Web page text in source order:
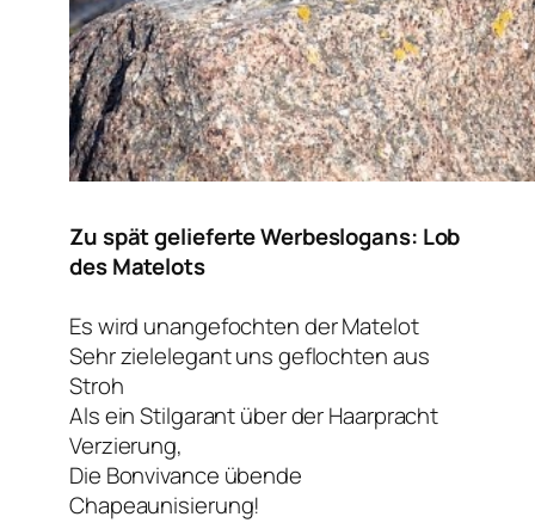
Zu spät gelieferte Werbeslogans: Lob
des Matelots
Es wird unangefochten der Matelot
Sehr zielelegant uns geflochten aus
Stroh
Als ein Stilgarant über der Haarpracht
Verzierung,
Die Bonvivance übende
Chapeaunisierung!